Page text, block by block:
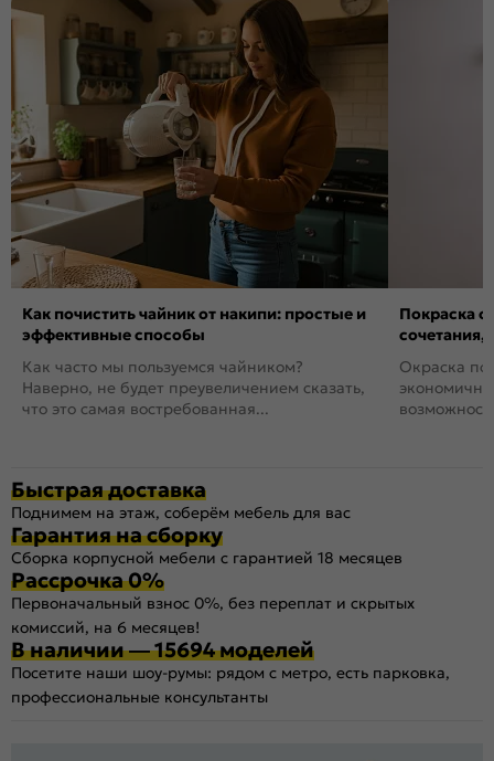
Как почистить чайник от накипи: простые и
эффективные способы
Как часто мы пользуемся чайником?
Наверно, не будет преувеличением сказать,
что это самая востребованная...
Покраска
сочетания,
Окраска
Быстрая доставка
Поднимем на этаж, соберём мебель для вас
Гарантия на сборку
Сборка корпусной мебели с гарантией 18 месяцев
Рассрочка 0%
Первоначальный взнос 0%, без переплат и скрытых
комиссий, на 6 месяцев!
В наличии — 15694 моделей
Посетите наши шоу-румы: рядом с метро, есть парковка,
профессиональные консультанты